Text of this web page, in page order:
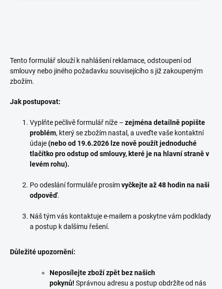
Tento formulář slouží k nahlášení reklamace, odstoupení od
smlouvy nebo jiného požadavku souvisejícího s již zakoupeným
zbožím.
Jak postupovat:
Vyplňte pečlivě formulář níže – zejména detailně popište
problém, který se zbožím nastal, a uveďte vaše kontaktní
údaje(nebo od 19.6.2026 lze nově použít jednoduché
tlačítko pro odstup od smlouvy, které je na hlavní straně v
levém rohu).
Po odeslání formuláře prosímvyčkejte až 48 hodin na naši
odpověď.
Náš tým vás kontaktuje e-mailem a poskytne vám podklady
a postup k dalšímu řešení.
Důležité upozornění:
Neposílejte zboží zpět bez našich
pokynů! Správnou adresu a postup obdržíte od nás